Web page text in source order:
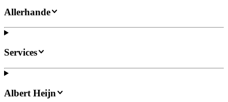
Allerhande
Services
Albert Heijn